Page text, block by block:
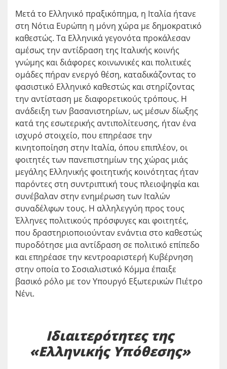
Μετά το Ελληνικό πραξικόπημα, η Ιταλία ήτανε
στη Νότια Ευρώπη η μόνη χώρα με δημοκρατικό
καθεστώς. Τα Ελληνικά γεγονότα προκάλεσαν
αμέσως την αντίδραση της Ιταλικής κοινής
γνώμης και διάφορες κοινωνικές και πολιτικές
ομάδες πήραν ενεργό θέση, καταδικάζοντας το
φασιστικό Ελληνικό καθεστώς και στηρίζοντας
την αντίσταση με διαφορετικούς τρόπους. Η
ανάδειξη των βασανιστηρίων, ως μέσων δίωξης
κατά της εσωτερικής αντιπολίτευσης, ήταν ένα
ισχυρό στοιχείο, που επηρέασε την
κινητοποίηση στην Ιταλία, όπου επιπλέον, οι
φοιτητές των πανεπιστημίων της χώρας μιάς
μεγάλης Ελληνικής φοιτητικής κοινότητας ήταν
παρόντες στη συντριπτική τους πλειοψηφία και
συνέβαλαν στην ενημέρωση των Ιταλών
συναδέλφων τους. Η αλληλεγγύη προς τους
Έλληνες πολιτικούς πρόσφυγες και φοιτητές,
που δραστηριοποιούνταν ενάντια στο καθεστώς
πυροδότησε μια αντίδραση σε πολιτικό επίπεδο
και επηρέασε την κεντροαριστερή Κυβέρνηση
στην οποία το Σοσιαλιστικό Κόμμα έπαιξε
βασικό ρόλο με τον Υπουργό Εξωτερικών Πιέτρο
Νένι.
Ιδιαιτερότητες της
«Ελληνικής Υπόθεσης»